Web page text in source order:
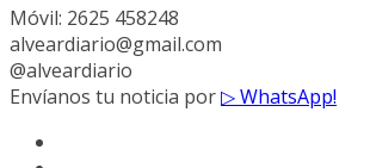
Móvil: 2625 458248
alveardiario@gmail.com
@alveardiario
Envíanos tu noticia por▷ WhatsApp!